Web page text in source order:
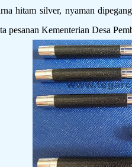
hitam silver, nyaman
pesanan Kementerian Desa